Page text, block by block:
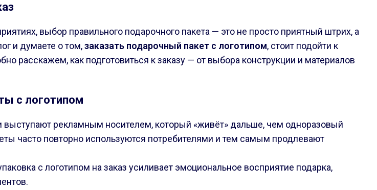
выбор правильного подарочного пакета — это не просто приятный штрих, а
и думаете о том,заказать подарочный пакет с логотипом, стоит подойти к
расскажем, как подготовиться к заказу — от выбора конструкции и материалов
с логотипом
рекламным носителем, который «живёт» дальше, чем одноразовый
часто повторно используются потребителями и тем самым продлевают
с логотипом на заказ усиливает эмоциональное восприятие подарка,